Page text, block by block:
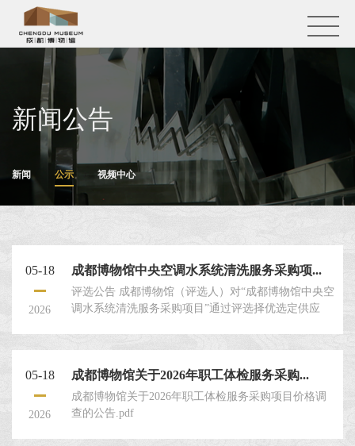
新闻公告
新闻 公示 视频中心
05-18
2026
成都博物馆中央空调水系统清洗服务采购项...
评选公告 成都博物馆（评选人）对“成都博物馆中央空
调水系统清洗服务采购项目”通过评选择优选定供应
购项目。 三、项目情况：具体内容见本评选文件第
05-18
2026
成都博物馆关于2026年职工体检服务采购...
成都博物馆关于2026年职工体检服务采购项目价格调
查的公告.pdf